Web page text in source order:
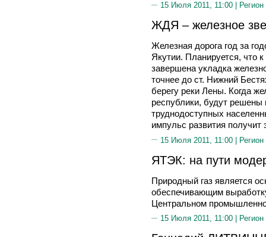
15 Июля 2011, 11:00 |
ЖДЯ – железное
Железная дорога год за
Якутии. Планируется, что
завершена укладка
точнее до ст. Нижний
берегу реки Лены. Когда
республики, будут
труднодоступных
импульс развития получит
15 Июля 2011, 11:00 | Регион
ЯТЭК: на пути
Природный газ является
обеспечивающим
Центральном
15 Июля 2011, 11:00 |